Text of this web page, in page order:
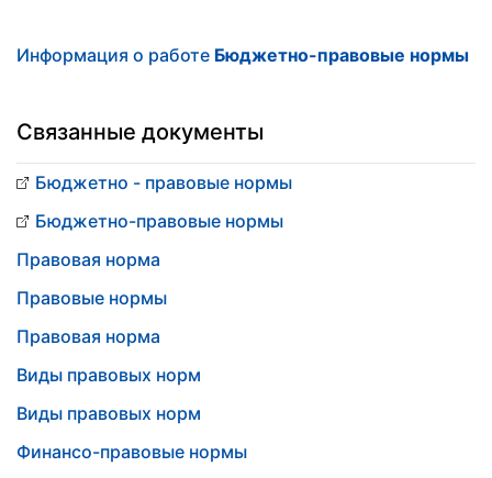
Информация о работе Бюджетно-правовые нормы
Связанные документы
Бюджетно - правовые нормы
Бюджетно-правовые нормы
Правовая норма
Правовые нормы
Правовая норма
Виды правовых норм
Виды правовых норм
Финансо-правовые нормы